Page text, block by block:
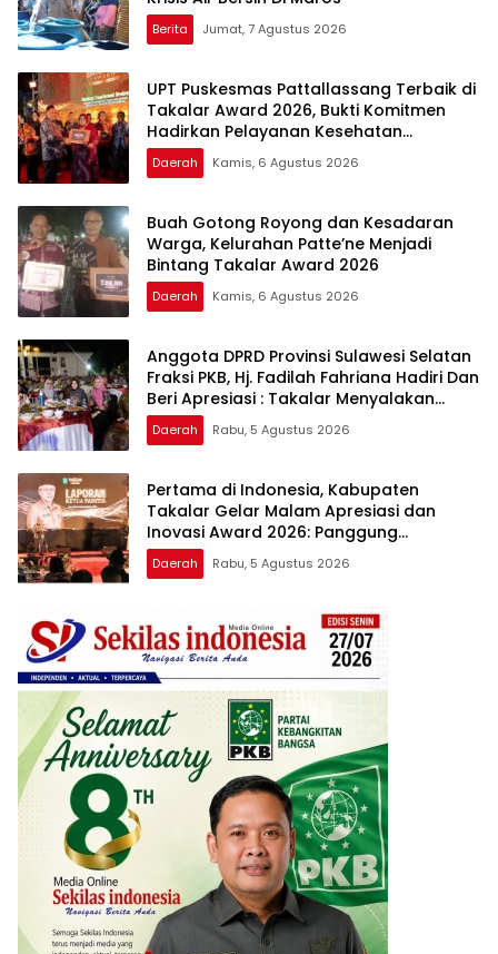
Berita Jumat, 7 Agustus 2026
UPT Puskesmas Pattallassang Terbaik di
Takalar Award 2026, Bukti Komitmen
Hadirkan Pelayanan Kesehatan
Berkualitas
Daerah Kamis, 6 Agustus 2026
Buah Gotong Royong dan Kesadaran
Warga, Kelurahan Patte’ne Menjadi
Bintang Takalar Award 2026
Daerah Kamis, 6 Agustus 2026
Anggota DPRD Provinsi Sulawesi Selatan
Fraksi PKB, Hj. Fadilah Fahriana Hadiri Dan
Beri Apresiasi : Takalar Menyalakan
Lentera Pengabdian Melalui Malam
Apresiasi dan Inovasi Award 2026
Daerah Rabu, 5 Agustus 2026
Pertama di Indonesia, Kabupaten
Takalar Gelar Malam Apresiasi dan
Inovasi Award 2026: Panggung
Penghargaan bagi Pelayan Publik
Berprestasi
Daerah Rabu, 5 Agustus 2026